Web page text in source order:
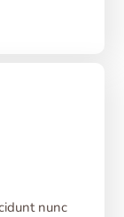
nunc